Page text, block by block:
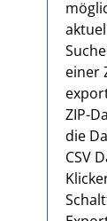
einer
ZIP-
die
CSV